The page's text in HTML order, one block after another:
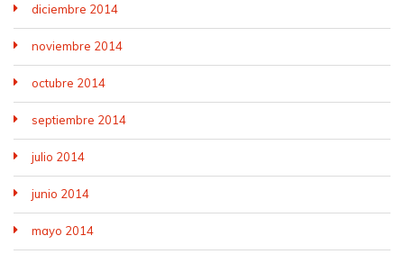
diciembre 2014
noviembre 2014
octubre 2014
septiembre 2014
julio 2014
junio 2014
mayo 2014